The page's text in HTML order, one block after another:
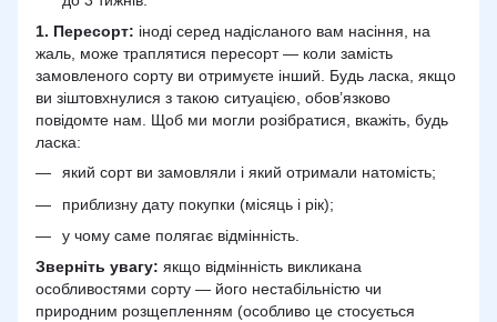
1. Пересорт: іноді серед надісланого вам насіння, на
жаль, може траплятися пересорт — коли замість
замовленого сорту ви отримуєте інший. Будь ласка, якщо
ви зіштовхнулися з такою ситуацією, обов’язково
повідомте нам. Щоб ми могли розібратися, вкажіть, будь
ласка:
який сорт ви замовляли і який отримали натомість;
приблизну дату покупки (місяць і рік);
у чому саме полягає відмінність.
Зверніть увагу: якщо відмінність викликана
особливостями сорту — його нестабільністю чи
природним розщепленням (особливо це стосується